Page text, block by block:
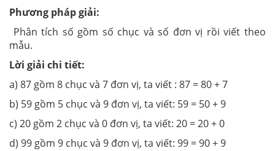
Phương pháp giải:
Phân tích số gồm số chục và số đơn vị rồi viết theo
mẫu.
Lời giải chi tiết:
a) 87 gồm 8 chục và 7 đơn vị, ta viết : 87 = 80 + 7
b) 59 gồm 5 chục và 9 đơn vị, ta viết: 59 = 50 + 9
c) 20 gồm 2 chục và 0 đơn vị, ta viết: 20 = 20 + 0
d) 99 gồm 9 chục và 9 đơn vị, ta viết: 99 = 90 + 9